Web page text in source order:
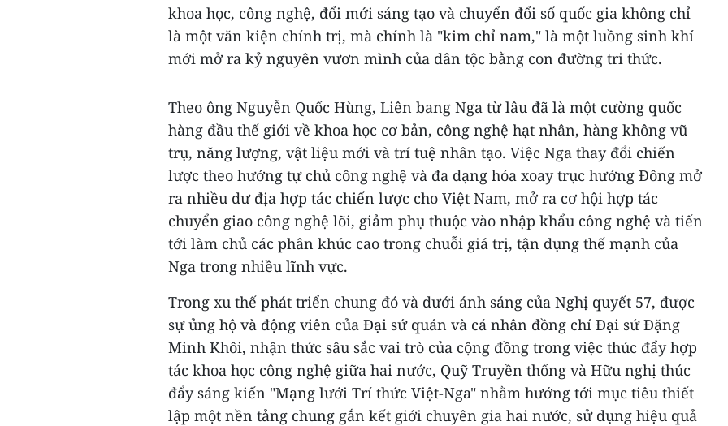
khoa học, công nghệ, đổi mới sáng tạo và chuyển đổi số quốc gia không chỉ
là một văn kiện chính trị, mà chính là "kim chỉ nam," là một luồng sinh khí
mới mở ra kỷ nguyên vươn mình của dân tộc bằng con đường tri thức.
Theo ông Nguyễn Quốc Hùng, Liên bang Nga từ lâu đã là một cường quốc
hàng đầu thế giới về khoa học cơ bản, công nghệ hạt nhân, hàng không vũ
trụ, năng lượng, vật liệu mới và trí tuệ nhân tạo. Việc Nga thay đổi chiến
lược theo hướng tự chủ công nghệ và đa dạng hóa xoay trục hướng Đông mở
ra nhiều dư địa hợp tác chiến lược cho Việt Nam, mở ra cơ hội hợp tác
chuyển giao công nghệ lõi, giảm phụ thuộc vào nhập khẩu công nghệ và tiến
tới làm chủ các phân khúc cao trong chuỗi giá trị, tận dụng thế mạnh của
Nga trong nhiều lĩnh vực.
Trong xu thế phát triển chung đó và dưới ánh sáng của Nghị quyết 57, được
sự ủng hộ và động viên của Đại sứ quán và cá nhân đồng chí Đại sứ Đặng
Minh Khôi, nhận thức sâu sắc vai trò của cộng đồng trong việc thúc đẩy hợp
tác khoa học công nghệ giữa hai nước, Quỹ Truyền thống và Hữu nghị thúc
đẩy sáng kiến "Mạng lưới Trí thức Việt-Nga" nhằm hướng tới mục tiêu thiết
lập một nền tảng chung gắn kết giới chuyên gia hai nước, sử dụng hiệu quả